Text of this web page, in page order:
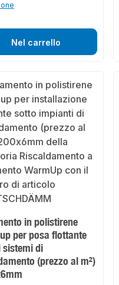
Nel carrello
in polistirene
per posa flottante
sistemi di
(prezzo al m²)